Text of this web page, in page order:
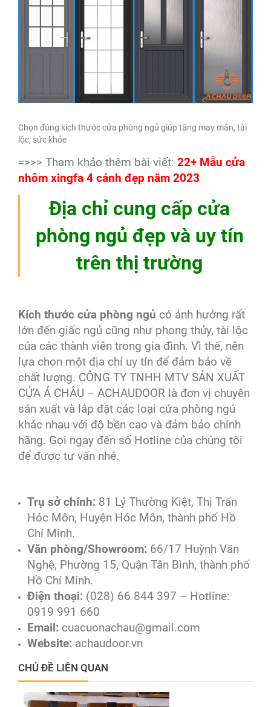
Chọn đúng kích thước cửa phòng ngủ giúp tăng may mắn, tài
lộc, sức khỏe
=>>> Tham khảo thêm bài viết: 22+ Mẫu cửa
nhôm xingfa 4 cánh đẹp năm 2023
Địa chỉ cung cấp cửa
phòng ngủ đẹp và uy tín
trên thị trường
Kích thước cửa phòng ngủ có ảnh hưởng rất
lớn đến giấc ngủ cũng như phong thủy, tài lộc
của các thành viên trong gia đình. Vì thế, nên
lựa chọn một địa chỉ uy tín để đảm bảo về
chất lượng. CÔNG TY TNHH MTV SẢN XUẤT
CỬA Á CHÂU – ACHAUDOOR là đơn vị chuyên
sản xuất và lắp đặt các loại cửa phòng ngủ
khác nhau với độ bền cao và đảm bảo chính
hãng. Gọi ngay đến số Hotline của chúng tôi
để được tư vấn nhé.
Trụ sở chính: 81 Lý Thường Kiệt, Thị Trấn
Hóc Môn, Huyện Hóc Môn, thành phố Hồ
Chí Minh.
Văn phòng/Showroom: 66/17 Huỳnh Văn
Nghệ, Phường 15, Quận Tân Bình, thành phố
Hồ Chí Minh.
Điện thoại: (028) 66 844 397 – Hotline:
0919 991 660
Email: cuacuonachau@gmail.com
Website: achaudoor.vn
CHỦ ĐỀ LIÊN QUAN